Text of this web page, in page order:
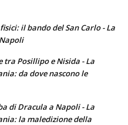
il bando del San Carlo - La
tra Posillipo e Nisida - La
da dove nascono le
di Dracula a Napoli - La
la maledizione della